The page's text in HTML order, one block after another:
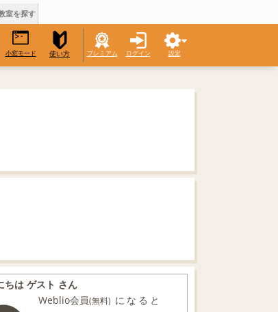
室を探す
小窓モード 使い方 プレミアム ログイン 設定
ちは ゲスト さん
Weblio会員(無料) になると